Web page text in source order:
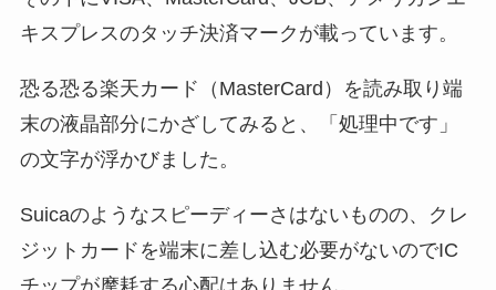
キスプレスのタッチ決済マークが載っています。
恐る恐る楽天カード（MasterCard）を読み取り端
末の液晶部分にかざしてみると、「処理中です」
の文字が浮かびました。
Suicaのようなスピーディーさはないものの、クレ
ジットカードを端末に差し込む必要がないのでIC
チップが摩耗する心配はありません。